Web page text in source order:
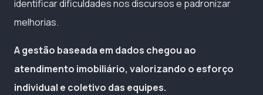
identificar dificuldades nos discursos e padronizar
melhorias.
A gestão baseada em dados chegou ao
atendimento imobiliário, valorizando o esforço
individual e coletivo das equipes.